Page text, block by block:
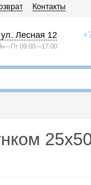
Контакты
ул. Лесная 12
09:00—17:00